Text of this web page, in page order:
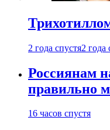
2 года спустя2 года
Россиянам
правильно
16 часов спустя